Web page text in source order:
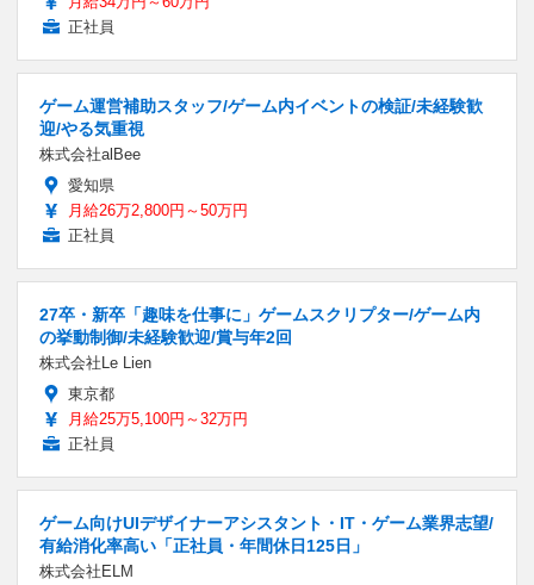
正社員
ゲーム運営補助スタッフ/ゲーム内イベントの検証/未経験歓
迎/やる気重視
株式会社alBee
愛知県
月給26万2,800円～50万円
正社員
27卒・新卒「趣味を仕事に」ゲームスクリプター/ゲーム内
の挙動制御/未経験歓迎/賞与年2回
株式会社Le Lien
東京都
月給25万5,100円～32万円
正社員
ゲーム向けUIデザイナーアシスタント・IT・ゲーム業界志望/
有給消化率高い「正社員・年間休日125日」
株式会社ELM